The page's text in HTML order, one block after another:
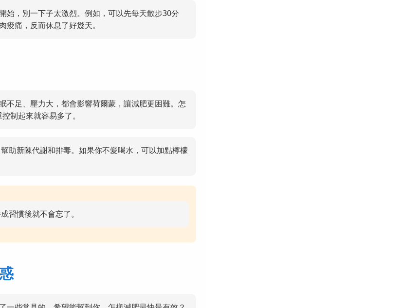
始，別一下子太激烈。例如，可以先每天散步30分
痛，反而休息了好幾天。
不足、壓力大，都會影響荷爾蒙，讓減肥更困難。怎
制起來就容易多了。
助新陳代謝和排毒。如果你不愛喝水，可以加點檸檬
習慣後就不會忘了。